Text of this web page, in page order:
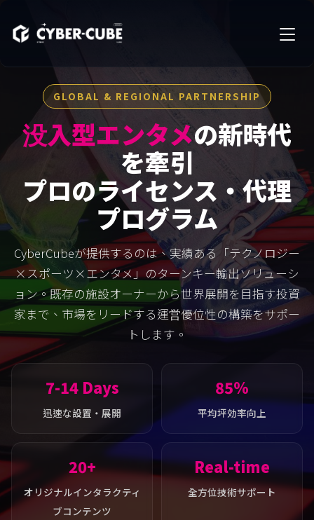
GLOBAL & REGIONAL PARTNERSHIP
没入型エンタメの新時代
を牽引
プロのライセンス・代理
プログラム
CyberCubeが提供するのは、実績ある「テクノロジー
×スポーツ×エンタメ」のターンキー輸出ソリューシ
ョン。既存の施設オーナーから世界展開を目指す投資
家まで、市場をリードする運営優位性の構築をサポー
トします。
7-14 Days
迅速な設置・展開
85%
平均坪効率向上
20+
オリジナルインタラクティ
ブコンテンツ
Real-time
全方位技術サポート